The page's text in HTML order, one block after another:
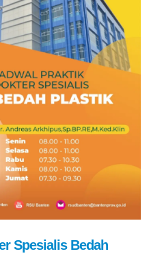
Spesialis Bedah